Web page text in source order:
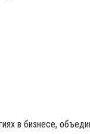
в бизнесе,